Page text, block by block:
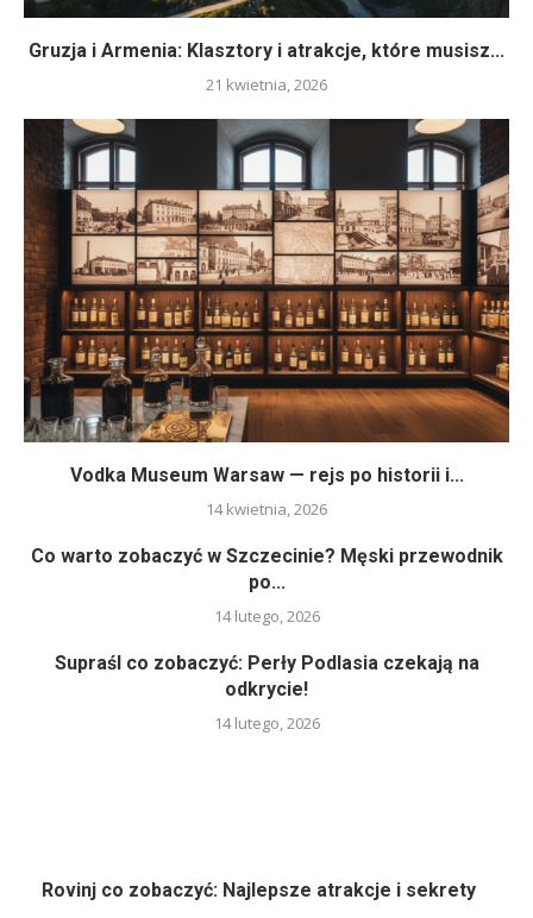
Gruzja i Armenia: Klasztory i atrakcje, które musisz...
21 kwietnia, 2026
Vodka Museum Warsaw — rejs po historii i...
14 kwietnia, 2026
Co warto zobaczyć w Szczecinie? Męski przewodnik
po...
14 lutego, 2026
Supraśl co zobaczyć: Perły Podlasia czekają na
odkrycie!
14 lutego, 2026
Rovinj co zobaczyć: Najlepsze atrakcje i sekrety